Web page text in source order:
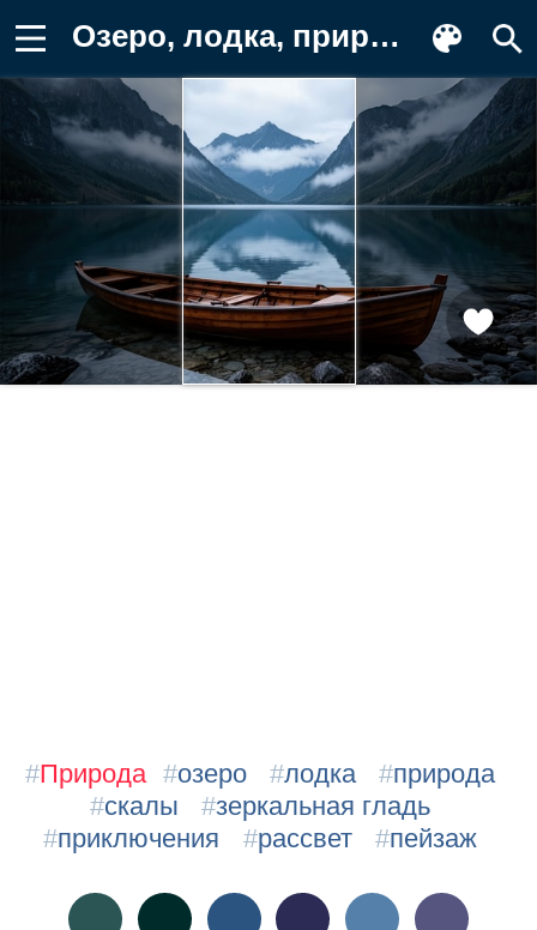
Озеро, лодка, природа, скалы Картинка для телефона
#Природа #озеро #лодка #природа
#скалы #зеркальная гладь
#приключения #рассвет #пейзаж